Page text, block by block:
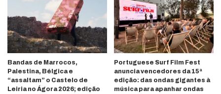
Bandas de Marrocos,
Palestina, Bélgica e
“assaltam” o Castelo de
Leiria no Ágora 2026; edição
Portuguese Surf Film Fest
anuncia vencedores da 15ª
edição: das ondas gigantes à
música para apanhar ondas